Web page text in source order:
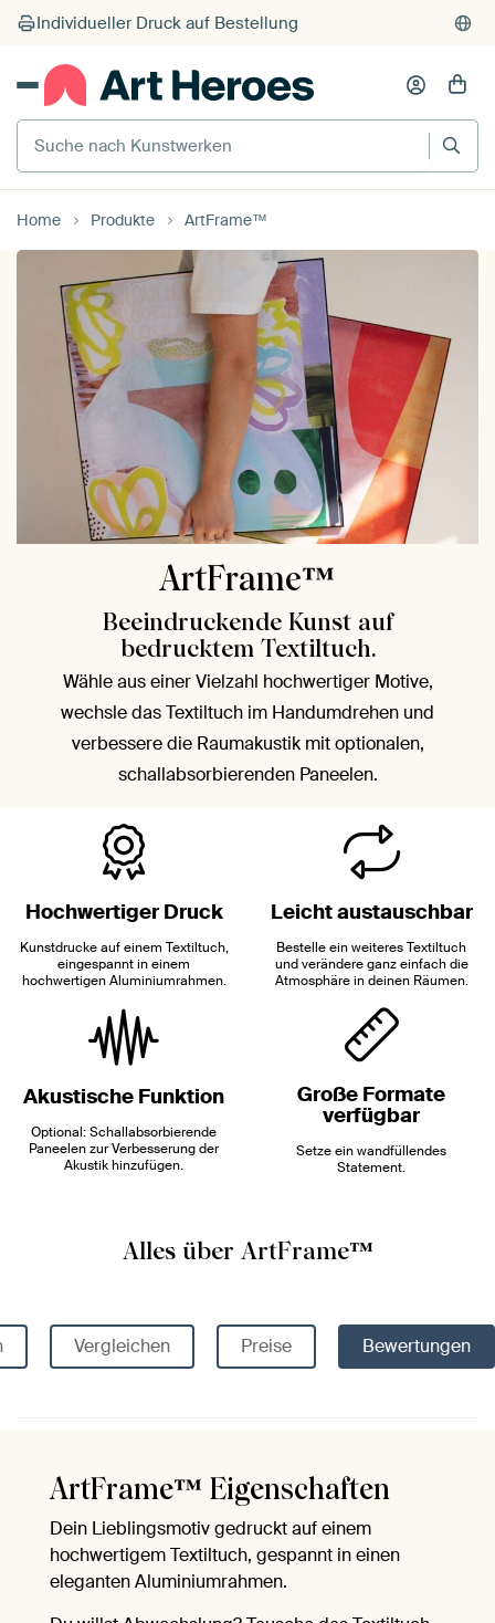
Suche nach Kunstwerken
Home Produkte ArtFrame™️
ArtFrame™️
Beeindruckende Kunst auf
bedrucktem Textiltuch.
Wähle aus einer Vielzahl hochwertiger Motive,
wechsle das Textiltuch im Handumdrehen und
verbessere die Raumakustik mit optionalen,
schallabsorbierenden Paneelen.
Hochwertiger Druck
Kunstdrucke auf einem Textiltuch,
eingespannt in einem
hochwertigen Aluminiumrahmen.
Leicht austauschbar
Bestelle ein weiteres Textiltuch
und verändere ganz einfach die
Atmosphäre in deinen Räumen.
Akustische Funktion
Optional: Schallabsorbierende
Paneelen zur Verbesserung der
Akustik hinzufügen.
Große Formate
verfügbar
Setze ein wandfüllendes
Statement.
Alles über ArtFrame™️
Vergleichen Preise Bewertungen
ArtFrame™ Eigenschaften
Dein Lieblingsmotiv gedruckt auf einem
hochwertigem Textiltuch, gespannt in einen
eleganten Aluminiumrahmen.